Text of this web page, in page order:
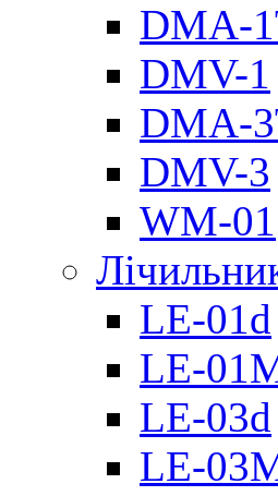
DMA-
DMV-1
DMА-
DMV-3
WM-01
LE-01d
LE-
LE-03d
LE-